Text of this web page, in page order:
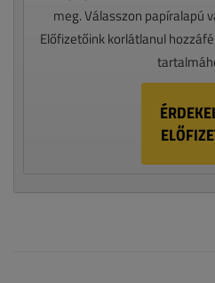
meg. Válasszon papíralapú
Előfizetőink korlátlanul